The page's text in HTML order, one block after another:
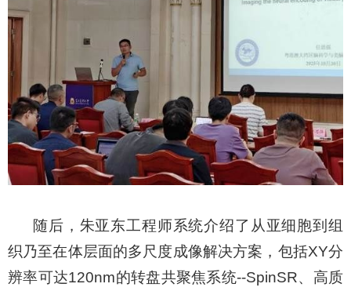
随后，朱亚东工程师系统介绍了从亚细胞到组
织乃至在体层面的多尺度成像解决方案，包括XY分
辨率可达120nm的转盘共聚焦系统--SpinSR、高质